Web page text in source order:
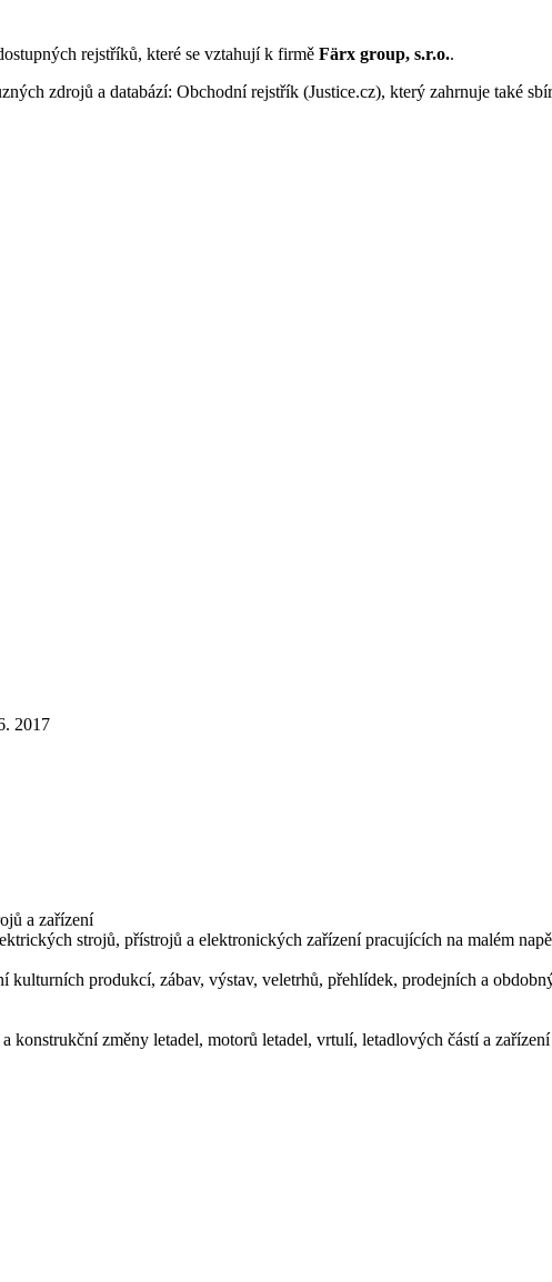
rejstříků, které se vztahují k firmě Färx group, s.r.o..
zdrojů a databází: Obchodní rejstřík (Justice.cz), který zahrnuje také
2017
a zařízení
strojů, přístrojů a elektronických zařízení pracujících na malém
produkcí, zábav, výstav, veletrhů, přehlídek, prodejních a
změny letadel, motorů letadel, vrtulí, letadlových částí a